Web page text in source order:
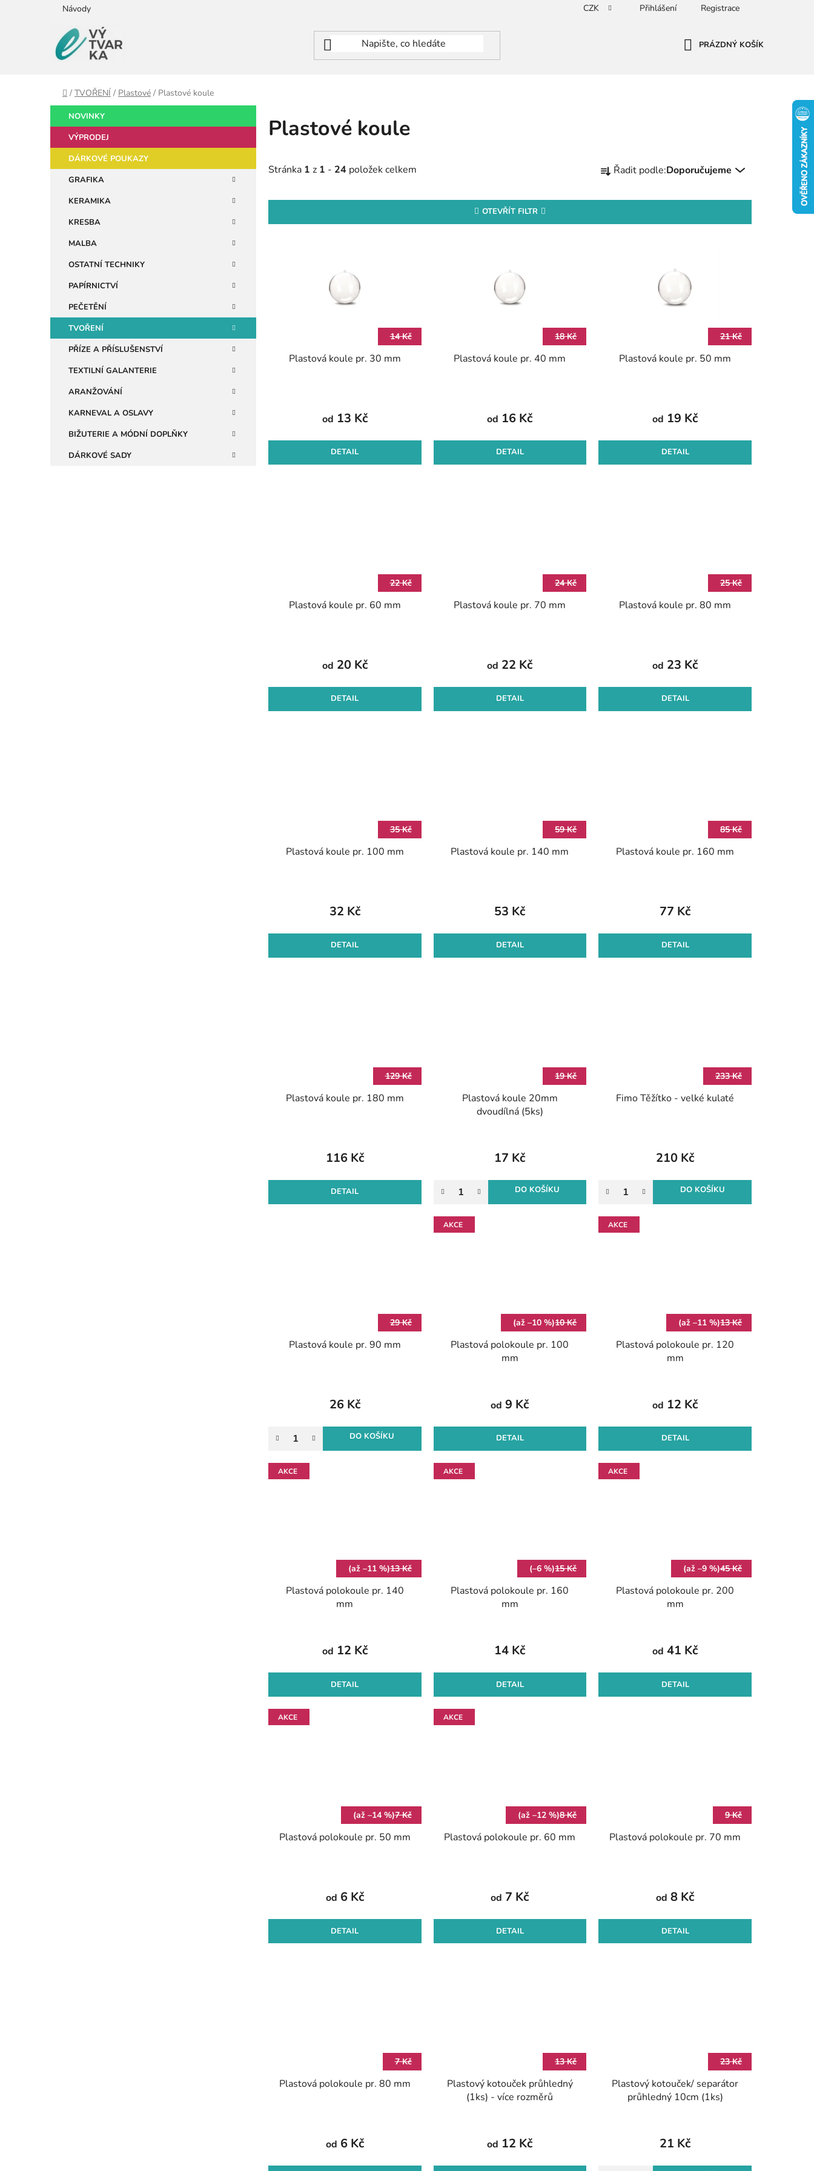
Návody CZK Přihlášení Registrace
NÁKUPNÍ
PRÁZDNÝ KOŠÍK
Domů
/ TVOŘENÍ / Plastové / Plastové koule
o
s
r
l
Přeskočit
kategorie
a
e
NOVINKY
VÝPRODEJ
DÁRKOVÉ POUKAZY
GRAFIKA
KERAMIKA
KRESBA
MALBA
OSTATNÍ TECHNIKY
PAPÍRNICTVÍ
PEČETĚNÍ
TVOŘENÍ
PŘÍZE A PŘÍSLUŠENSTVÍ
TEXTILNÍ GALANTERIE
ARANŽOVÁNÍ
KARNEVAL A OSLAVY
BIŽUTERIE A MÓDNÍ DOPLŇKY
DÁRKOVÉ SADY
Plastové koule
Stránka 1 z 1 - 24 položek celkem
a
n
Řadit podle:Doporučujeme
OTEVŘÍT FILTR
14 Kč
Plastová koule pr. 30 mm
od 13 Kč
DETAIL
18 Kč
Plastová koule pr. 40 mm
od 16 Kč
DETAIL
21 Kč
Plastová koule pr. 50 mm
od 19 Kč
DETAIL
22 Kč
Plastová koule pr. 60 mm
od 20 Kč
DETAIL
24 Kč
Plastová koule pr. 70 mm
od 22 Kč
DETAIL
25 Kč
Plastová koule pr. 80 mm
od 23 Kč
DETAIL
35 Kč
Plastová koule pr. 100 mm
32 Kč
DETAIL
59 Kč
Plastová koule pr. 140 mm
53 Kč
DETAIL
85 Kč
Plastová koule pr. 160 mm
77 Kč
DETAIL
129 Kč
Plastová koule pr. 180 mm
116 Kč
DETAIL
19 Kč
Plastová koule 20mm
dvoudílná (5ks)
17 Kč
DO KOŠÍKU
233 Kč
Fimo Těžítko - velké kulaté
210 Kč
DO KOŠÍKU
29 Kč
Plastová koule pr. 90 mm
26 Kč
DO KOŠÍKU
AKCE
(až –10 %)10 Kč
Plastová polokoule pr. 100
mm
od 9 Kč
DETAIL
AKCE
(až –11 %)13 Kč
Plastová polokoule pr. 120
mm
od 12 Kč
DETAIL
AKCE
(až –11 %)13 Kč
Plastová polokoule pr. 140
mm
od 12 Kč
DETAIL
AKCE
(–6 %)15 Kč
Plastová polokoule pr. 160
mm
14 Kč
DETAIL
AKCE
(až –9 %)45 Kč
Plastová polokoule pr. 200
mm
od 41 Kč
DETAIL
AKCE
(až –14 %)7 Kč
Plastová polokoule pr. 50 mm
od 6 Kč
DETAIL
AKCE
(až –12 %)8 Kč
Plastová polokoule pr. 60 mm
od 7 Kč
DETAIL
9 Kč
Plastová polokoule pr. 70 mm
od 8 Kč
DETAIL
7 Kč
Plastová polokoule pr. 80 mm
od 6 Kč
13 Kč
Plastový kotouček průhledný
(1ks) - více rozměrů
od 12 Kč
23 Kč
Plastový kotouček/ separátor
průhledný 10cm (1ks)
21 Kč